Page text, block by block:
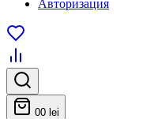
Авторизация
00 lei